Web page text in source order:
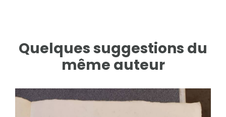
Quelques suggestions du
même auteur